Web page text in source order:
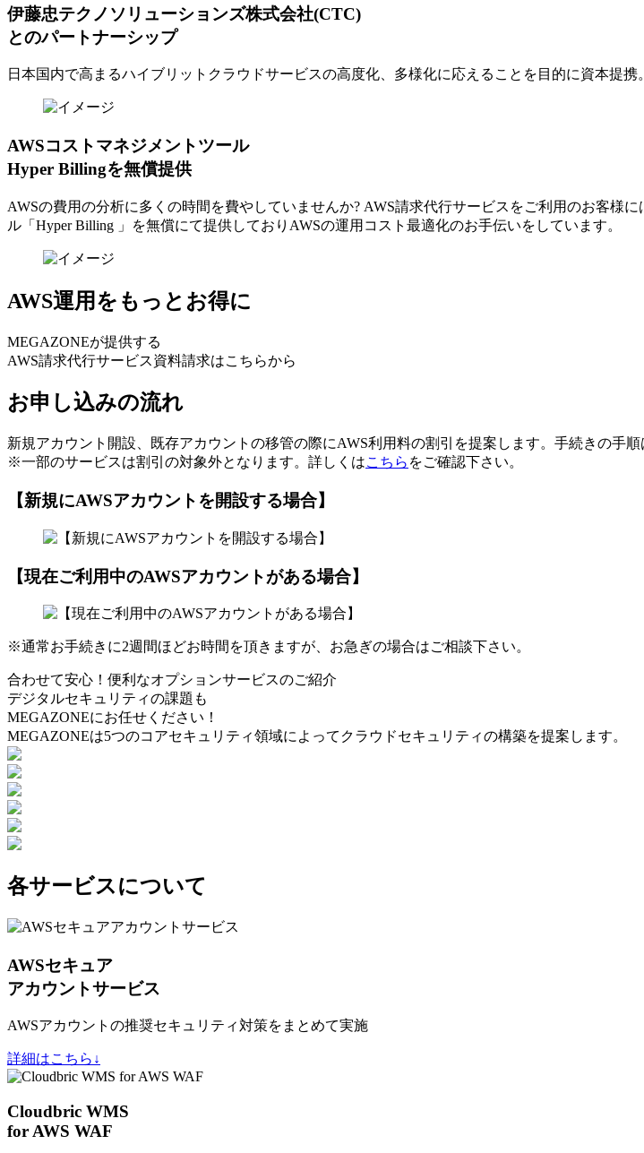
伊藤忠テクノソリューションズ株式会社(CTC)
とのパートナーシップ
日本国内で高まるハイブリットクラウドサービスの高度化、多様化に応えることを目的に資本提
AWSコストマネジメントツール
Hyper Billingを無償提供
AWSの費⽤の分析に多くの時間を費やしていませんか? AWS請求代⾏サービスをご利⽤のお客様
ル「Hyper Billing 」を無償にて提供しておりAWSの運⽤コスト最適化のお⼿伝いをしています。
AWS運用をもっとお得に
MEGAZONEが提供する
AWS請求代行サービス資料請求はこちらから
お申し込みの流れ
新規アカウント開設、既存アカウントの移管の際にAWS利用料の割引を提案します。手続きの手順
※一部のサービスは割引の対象外となります。詳しくはこちら をご確認下さい。
【新規にAWSアカウントを開設する場合】
【現在ご利用中のAWSアカウントがある場合】
※通常お手続きに2週間ほどお時間を頂きますが、お急ぎの場合はご相談下さい。
合わせて安心！便利なオプションサービスのご紹介
デジタルセキュリティの課題も
MEGAZONEにお任せください！
MEGAZONEは5つのコアセキュリティ領域によってクラウドセキュリティの構築を提案します。
各サービスについて
AWSセキュア
アカウントサービス
AWSアカウントの推奨セキュリティ対策をまとめて実施
詳細はこちら↓
Cloudbric WMS
for AWS WAF